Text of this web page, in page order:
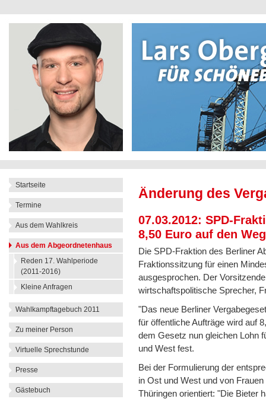
Änderung des
07.03.2012: SPD-
8,50 Euro auf den
Die SPD-Fraktion des Berliner
Fraktionssitzung für einen
ausgesprochen. Der
wirtschaftspolitische Sprecher,
"Das neue Berliner
für öffentliche Aufträge wird auf
dem Gesetz nun gleichen Lohn
und West fest.
Bei der Formulierung der
in Ost und West und von
Thüringen orientiert: "Die Bieter
Startseite
Termine
Aus dem Wahlkreis
Aus dem Abgeordnetenhaus
Reden 17. Wahlperiode
(2011-2016)
Kleine Anfragen
Wahlkampftagebuch 2011
Zu meiner Person
Virtuelle Sprechstunde
Presse
Gästebuch